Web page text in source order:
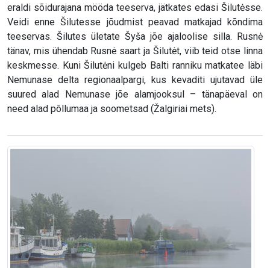
eraldi sõidurajana mööda teeserva, jätkates edasi Šilutėsse.
Veidi enne Šilutesse jõudmist peavad matkajad kõndima
teeservas. Šilutes ületate Šyša jõe ajaloolise silla. Rusnė
tänav, mis ühendab Rusnė saart ja Šilutėt, viib teid otse linna
keskmesse. Kuni Šilutėni kulgeb Balti ranniku matkatee läbi
Nemunase delta regionaalpargi, kus kevaditi ujutavad üle
suured alad Nemunase jõe alamjooksul – tänapäeval on
need alad põllumaa ja soometsad (Žalgiriai mets).